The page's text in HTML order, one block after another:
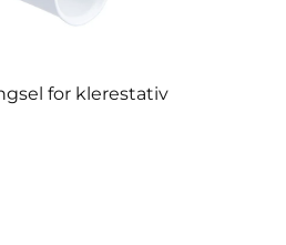
for klerestativ